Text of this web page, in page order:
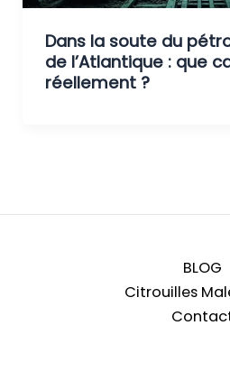
Dans la soute du
de l’Atlantique : que
réellement ?
BLOG
Citrouilles